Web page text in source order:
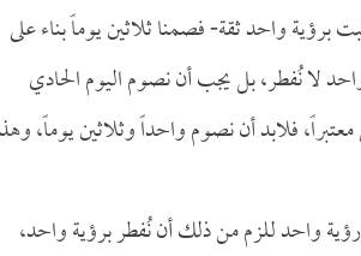
واحد ثقة- فصمنا ثلاثين يوماً بناء على
واحد لا نُفطر، بل يجب أن نصوم اليوم الحادي
فلابد أن نصوم واحداً وثلاثين يوماً،
رؤية واحد للزم من ذلك أن نُفطر برؤية واحد،